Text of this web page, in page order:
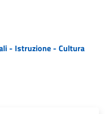
- Istruzione - Cultura